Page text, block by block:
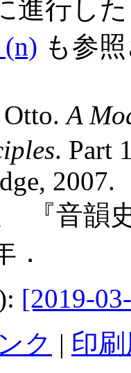
進行し
(n) も参
Otto.A
. Part
2007.
『音韻
．
[2019-
ク | 印